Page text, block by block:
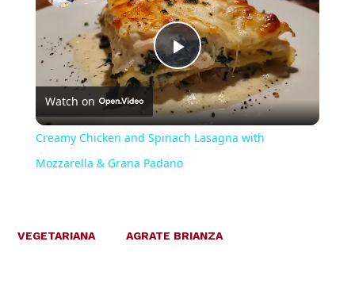
Play
Video
Watch on
Creamy Chicken and Spinach Lasagna with
Mozzarella & Grana Padano
VEGETARIANA AGRATE BRIANZA